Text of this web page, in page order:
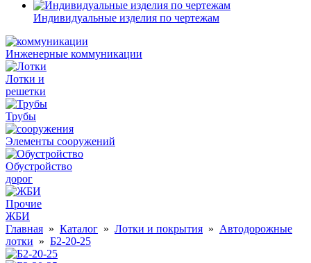
Индивидуальные изделия по чертежам
Инженерные коммуникации
Лотки и
решетки
Трубы
Элементы сооружений
Обустройство
дорог
Прочие
ЖБИ
Главная » Каталог » Лотки и покрытия » Автодорожные
лотки » Б2-20-25